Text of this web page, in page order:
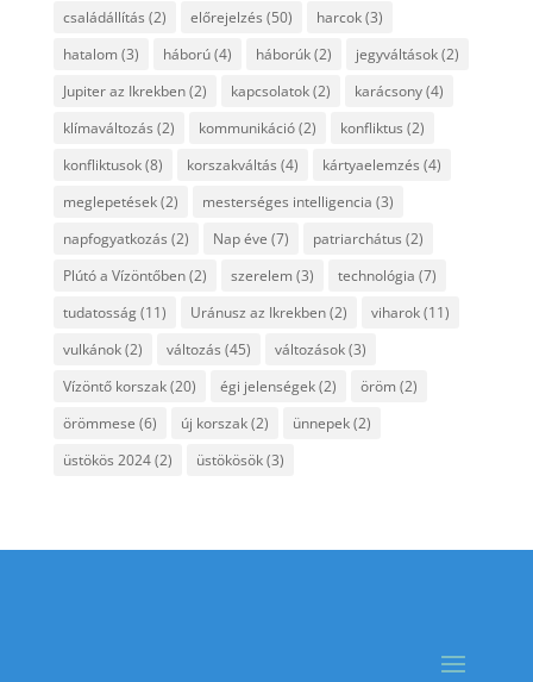
családállítás (2) előrejelzés (50) harcok(3)
hatalom (3) háború(4) háborúk(2) jegyváltások(2)
Jupiter az Ikrekben(2) kapcsolatok(2) karácsony(4)
klímaváltozás (2) kommunikáció(2) konfliktus (2)
konfliktusok(8) korszakváltás (4) kártyaelemzés (4)
meglepetések(2) mesterséges intelligencia (3)
napfogyatkozás (2) Nap éve (7) patriarchátus (2)
Plútó a Vízöntőben(2) szerelem (3) technológia (7)
tudatosság(11) Uránusz az Ikrekben(2) viharok(11)
vulkánok(2) változás (45) változások(3)
Vízöntő korszak(20) égi jelenségek(2) öröm (2)
örömmese (6) új korszak(2) ünnepek(2)
üstökös 2024(2) üstökösök(3)